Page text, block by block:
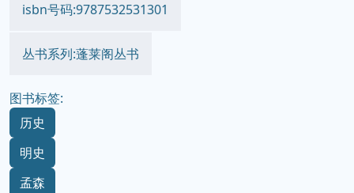
isbn号码:9787532531301
丛书系列:蓬莱阁丛书
图书标签:
历史
明史
孟森